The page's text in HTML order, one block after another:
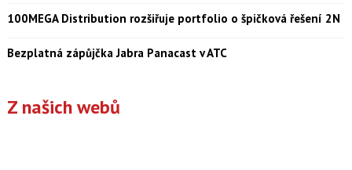
100MEGA Distribution rozšiřuje portfolio o špičková řešení 2N
Bezplatná zápůjčka Jabra Panacast v ATC
Z našich webů